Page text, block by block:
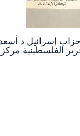
إسرائيل د
الفلسطينية مركز